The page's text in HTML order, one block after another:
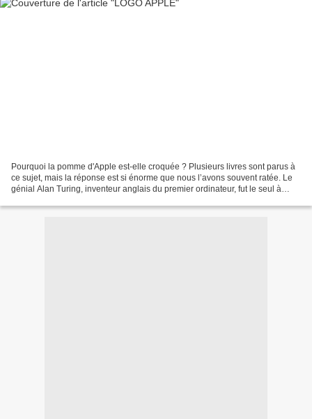
Pourquoi la pomme d'Apple est-elle croquée ? Plusieurs livres sont parus à
ce sujet, mais la réponse est si énorme que nous l’avons souvent ratée. Le
génial Alan Turing, inventeur anglais du premier ordinateur, fut le seul à